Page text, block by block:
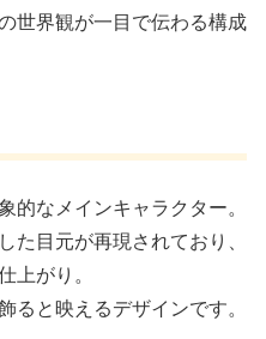
世界観が一目で伝わる構成
的なメインキャラクター。
た目元が再現されており、
上がり。
ると映えるデザインです。